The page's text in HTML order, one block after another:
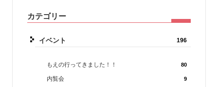
カテゴリー
イベント 196
もえの行ってきました！！ 80
内覧会 9